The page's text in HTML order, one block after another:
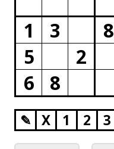
1
3 8
5
2
6
8
✎ X 1 2 3